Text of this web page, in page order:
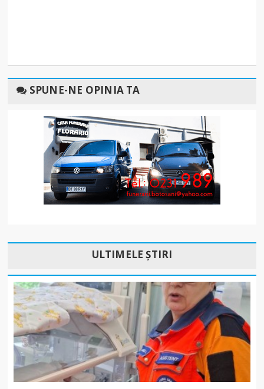
SPUNE-NE OPINIA TA
ULTIMELE ȘTIRI